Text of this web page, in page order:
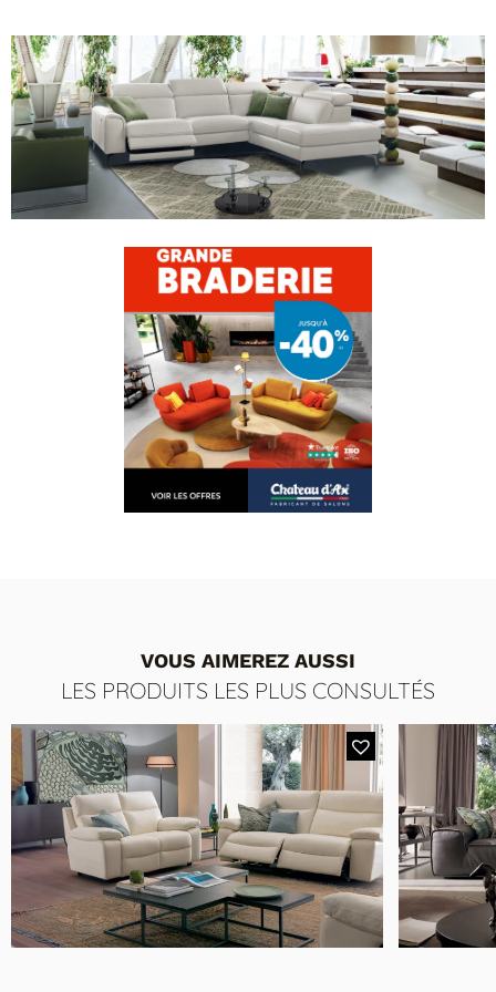
PERSONNALISER VOTRE CANAPÉ
Cliquez sur un élément du canapé dans la
vue 3D pour le personnaliser.
VOUS AIMEREZ AUSSI
LES PRODUITS LES PLUS CONSULTÉS